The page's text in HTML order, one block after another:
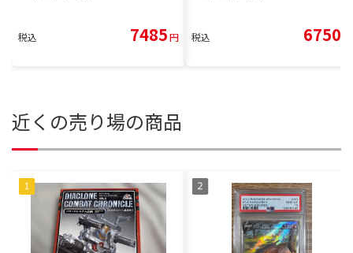
税込 7485円 税込 6750
近くの売り場の商品